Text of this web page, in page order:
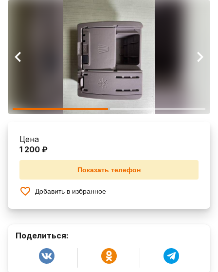
Цена
1 200 ₽
Показать телефон
Добавить в избранное
Поделиться: